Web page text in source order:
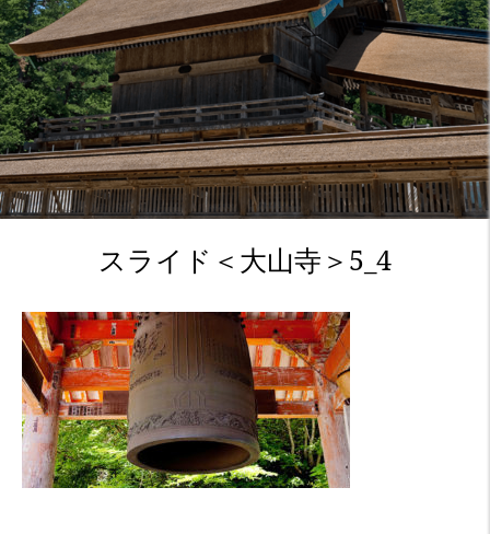
スライド＜大山寺＞5_4